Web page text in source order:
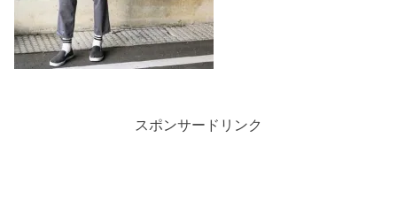
スポンサードリンク